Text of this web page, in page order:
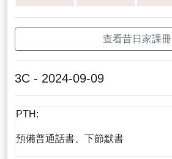
查看昔日家課冊
3C - 2024-09-09
PTH:
預備普通話書、下節默書